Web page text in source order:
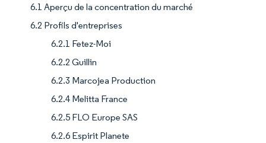
6.1 Aperçu de la concentration du marché
6.2 Profils d'entreprises
6.2.1 Fetez-Moi
6.2.2 Guillin
6.2.3 Marcojea Production
6.2.4 Melitta France
6.2.5 FLO Europe SAS
6.2.6 Espirit Planete